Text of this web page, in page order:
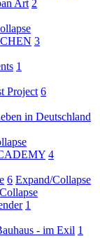
Art 2
3
1
Project 6
in Deutschland
4
6 Expand/Collapse
1
- im Exil 1